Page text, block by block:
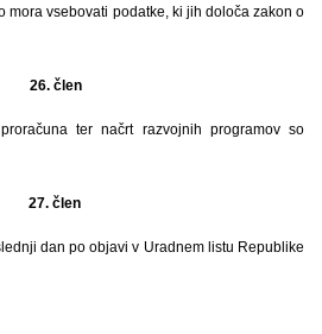
mora vsebovati podatke, ki jih določa zakon o
26. člen
ter načrt razvojnih programov so
27. člen
dan po objavi v Uradnem listu Republike